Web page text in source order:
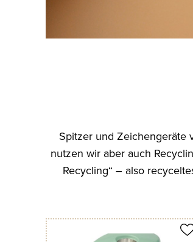
Spitzer und Zeichengeräte
nutzen wir aber auch
Recycling“ – also
Produkt merken